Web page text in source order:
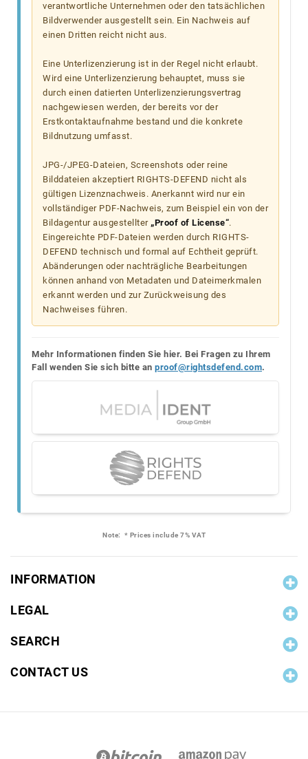
verantwortliche Unternehmen oder den tatsächlichen
Bildverwender ausgestellt sein. Ein Nachweis auf
einen Dritten reicht nicht aus.
Eine Unterlizenzierung ist in der Regel nicht erlaubt.
Wird eine Unterlizenzierung behauptet, muss sie
durch einen datierten Unterlizenzierungsvertrag
nachgewiesen werden, der bereits vor der
Erstkontaktaufnahme bestand und die konkrete
Bildnutzung umfasst.
JPG-/JPEG-Dateien, Screenshots oder reine
Bilddateien akzeptiert RIGHTS-DEFEND nicht als
gültigen Lizenznachweis. Anerkannt wird nur ein
vollständiger PDF-Nachweis, zum Beispiel ein von der
Bildagentur ausgestellter „Proof of License“.
Eingereichte PDF-Dateien werden durch RIGHTS-
DEFEND technisch und formal auf Echtheit geprüft.
Abänderungen oder nachträgliche Bearbeitungen
können anhand von Metadaten und Dateimerkmalen
erkannt werden und zur Zurückweisung des
Nachweises führen.
Mehr Informationen finden Sie hier. Bei Fragen zu Ihrem
Fall wenden Sie sich bitte an proof@rightsdefend.com.
Note: * Prices include 7% VAT
INFORMATION
LEGAL
SEARCH
CONTACT US